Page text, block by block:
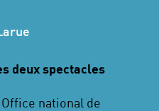
deux spectacles
national de